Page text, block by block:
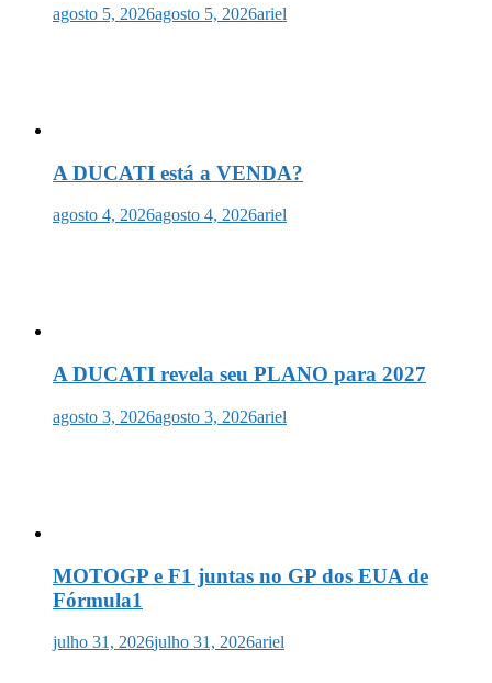
agosto 5, 2026agosto 5, 2026ariel
A DUCATI está a VENDA?
agosto 4, 2026agosto 4, 2026ariel
A DUCATI revela seu PLANO para 2027
agosto 3, 2026agosto 3, 2026ariel
MOTOGP e F1 juntas no GP dos EUA de
Fórmula1
julho 31, 2026julho 31, 2026ariel